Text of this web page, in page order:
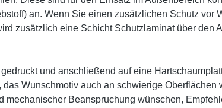
an. Wenn Sie einen zusätzlichen Schutz vor
zusätzlich eine Schicht Schutzlaminat über den
und anschließend auf eine
Wunschmotiv auch an schwierige Oberflächen
Beanspruchung wünschen,